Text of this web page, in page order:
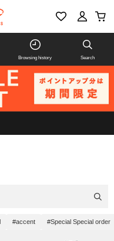
Browsing history Search
#accent #Special Special order